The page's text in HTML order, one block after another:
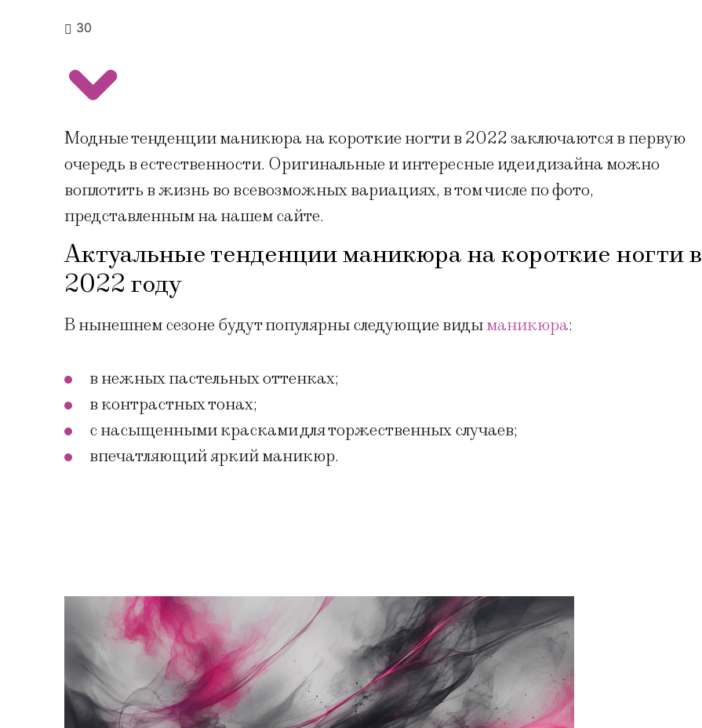
30
Модные тенденции маникюра на короткие ногти в 2022 заключаются в первую
очередь в естественности. Оригинальные и интересные идеи дизайна можно
воплотить в жизнь во всевозможных вариациях, в том числе по фото,
представленным на нашем сайте.
Актуальные тенденции маникюра на короткие ногти в
2022 году
В нынешнем сезоне будут популярны следующие видыманикюра:
в нежных пастельных оттенках;
в контрастных тонах;
с насыщенными красками для торжественных случаев;
впечатляющий яркий маникюр.